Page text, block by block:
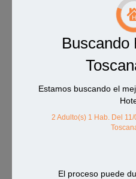
Buscando
Estamos buscando el
2 Adulto(s) 1 Hab. Del
El proceso puede